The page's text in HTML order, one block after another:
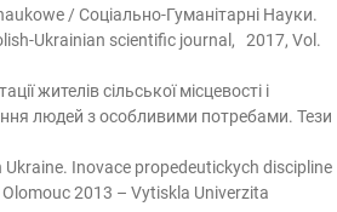
/ Соціально-Гуманітарні Науки.
Ukrainian scientific journal, 2017, Vol.
жителів сільської місцевості і
людей з особливими потребами. Тези
Inovace propedeutickych discipline
2013 – Vytiskla Univerzita